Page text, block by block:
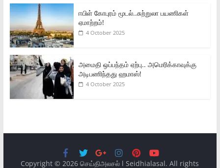
ஈபிள் கோபுரம் மூடல்..சுற்றுலா பயணிகள்
ஏமாற்றம்!
4 October 2025
அமைதி ஒப்பந்தம் ஏற்பு.. அமெரிக்காவுக்கு
அடிபணிந்தது ஹமாஸ்!
4 October 2025
Copyright © 2026செய்திஅலசல் l Seidhialasal. All rights